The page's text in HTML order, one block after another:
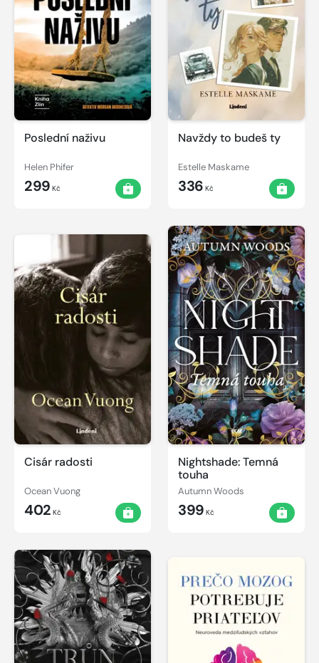
Poslední naživu
Helen Phifer
299 Kč
Navždy to budeš ty
Estelle Maskame
336 Kč
Cisár radosti
Ocean Vuong
402 Kč
Nightshade: Temná
touha
Autumn Woods
399 Kč